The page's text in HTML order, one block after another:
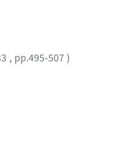
, pp.495-507 )